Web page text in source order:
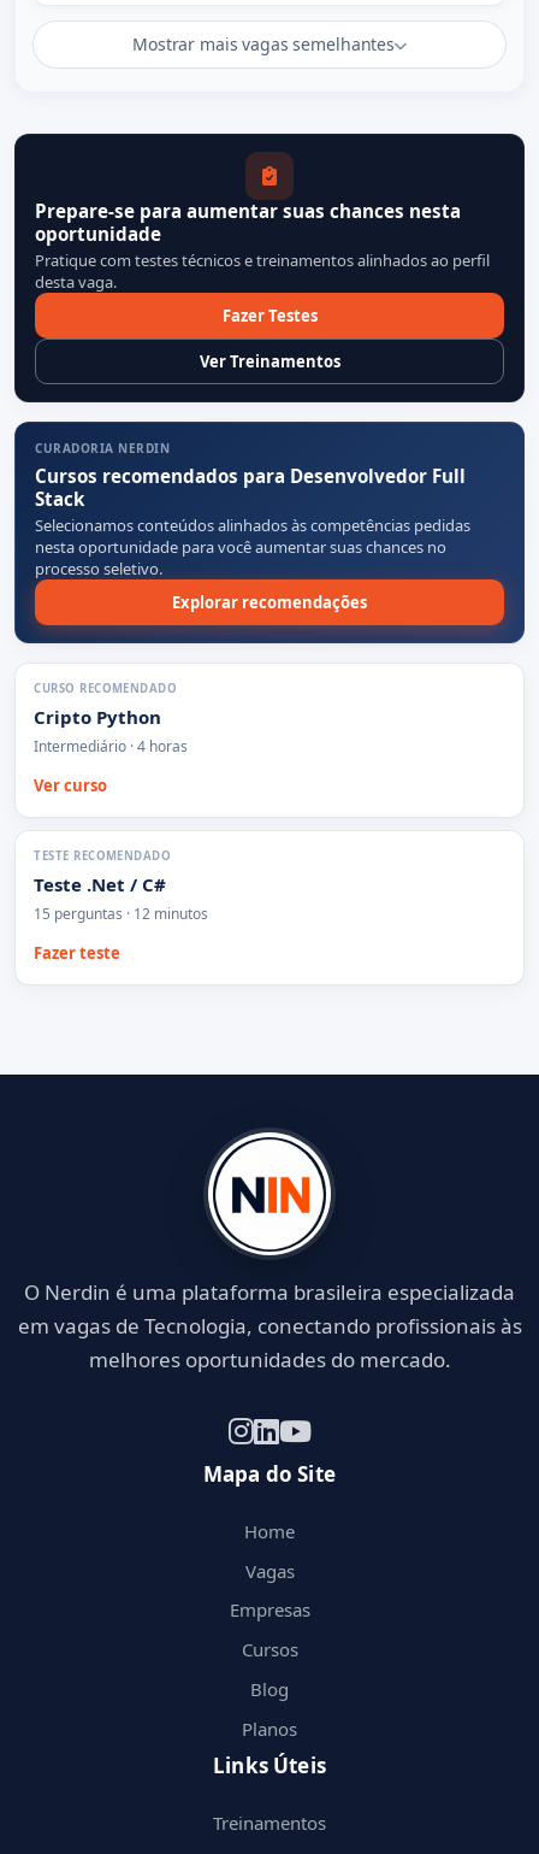
Mostrar mais vagas semelhantes
Prepare-se para aumentar suas chances nesta
oportunidade
Pratique com testes técnicos e treinamentos alinhados ao perfil
desta vaga.
Fazer Testes
Ver Treinamentos
CURADORIA NERDIN
Cursos recomendados para Desenvolvedor Full
Stack
Selecionamos conteúdos alinhados às competências pedidas
nesta oportunidade para você aumentar suas chances no
processo seletivo.
Explorar recomendações
CURSO RECOMENDADO
Cripto Python
Intermediário · 4 horas
Ver curso
TESTE RECOMENDADO
Teste .Net / C#
15 perguntas · 12 minutos
Fazer teste
O Nerdin é uma plataforma brasileira especializada
em vagas de Tecnologia, conectando profissionais às
melhores oportunidades do mercado.
Mapa do Site
Home
Vagas
Empresas
Cursos
Blog
Planos
Links Úteis
Treinamentos